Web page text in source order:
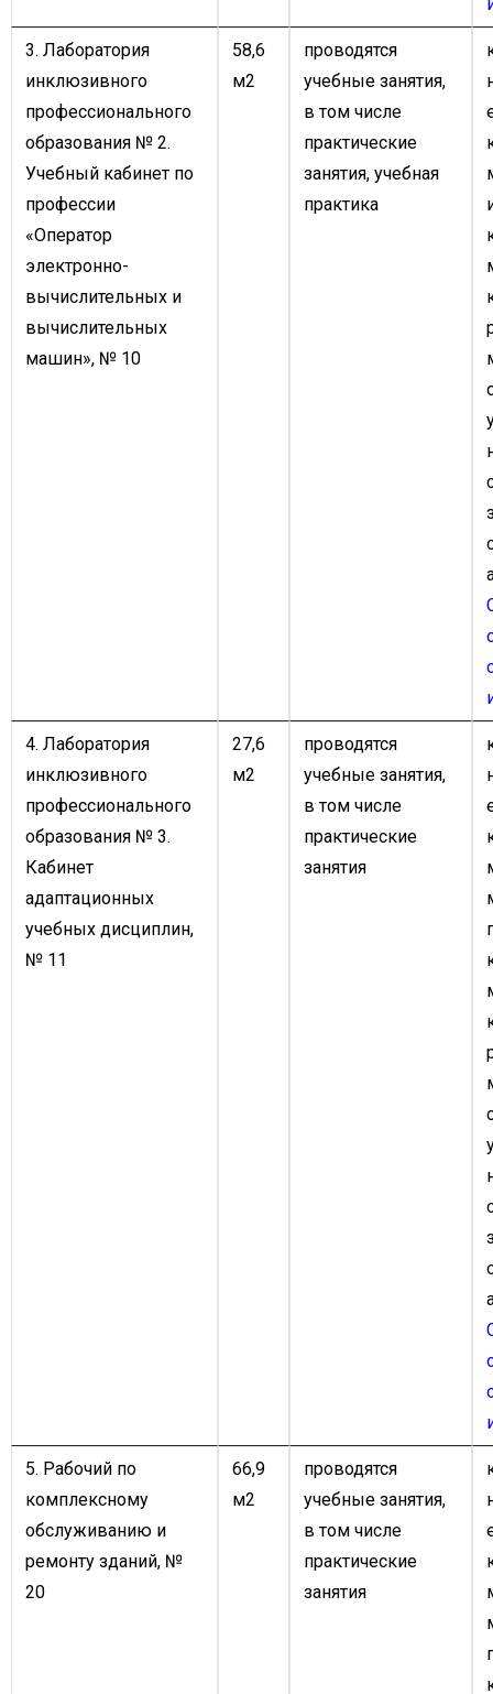
3. Лаборатория
инклюзивного
профессионального
образования № 2.
Учебный кабинет по
профессии
«Оператор
электронно-
вычислительных и
вычислительных
машин», № 10
58,6
м2
проводятся
учебные занятия,
в том числе
практические
занятия, учебная
практика
4. Лаборатория
инклюзивного
профессионального
образования № 3.
Кабинет
адаптационных
учебных дисциплин,
№ 11
27,6
м2
проводятся
учебные занятия,
в том числе
практические
занятия
5. Рабочий по
комплексному
обслуживанию и
ремонту зданий, №
20
66,9
м2
проводятся
учебные занятия,
в том числе
практические
занятия